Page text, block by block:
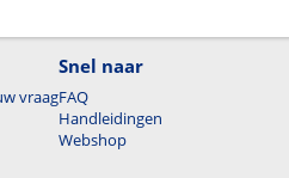
vraag
Snel naar
FAQ
Handleidingen
Webshop